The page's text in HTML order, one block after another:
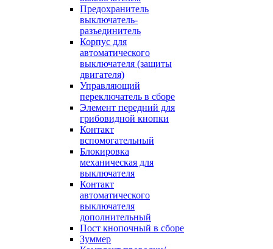
Предохранитель
выключатель-
разъединитель
Корпус для
автоматического
выключателя (защиты
двигателя)
Управляющий
переключатель в сборе
Элемент передний для
грибовидной кнопки
Контакт
вспомогательный
Блокировка
механическая для
выключателя
Контакт
автоматического
выключателя
дополнительный
Пост кнопочный в сборе
Зуммер